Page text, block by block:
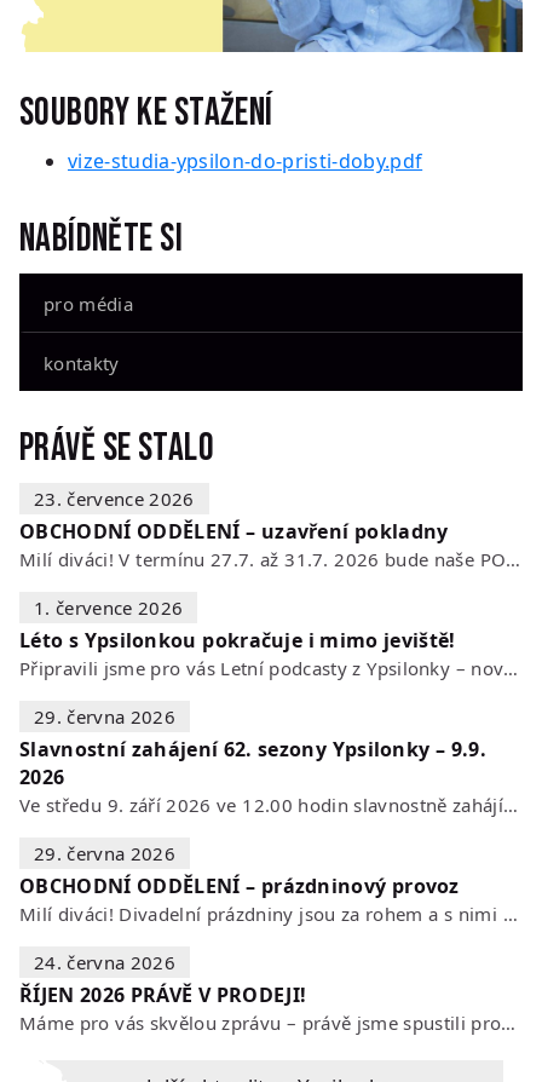
Soubory ke stažení
vize-studia-ypsilon-do-pristi-doby.pdf
Nabídněte si
pro média
kontakty
Právě se stalo
23. července 2026
OBCHODNÍ ODDĚLENÍ – uzavření pokladny
Milí diváci! V termínu 27.7. až 31.7. 2026 bude naše POKLADNA z technických…
1. července 2026
Léto s Ypsilonkou pokračuje i mimo jeviště!
Připravili jsme pro vás Letní podcasty z Ypsilonky – novou sérii rozhovorů s…
29. června 2026
Slavnostní zahájení 62. sezony Ypsilonky – 9.9.
2026
Ve středu 9. září 2026 ve 12.00 hodin slavnostně zahájíme novou divadelní…
29. června 2026
OBCHODNÍ ODDĚLENÍ – prázdninový provoz
Milí diváci! Divadelní prázdniny jsou za rohem a s nimi se mění i otevírací…
24. června 2026
ŘÍJEN 2026 PRÁVĚ V PRODEJI!
Máme pro vás skvělou zprávu – právě jsme spustili prodej vstupenek na říjen…